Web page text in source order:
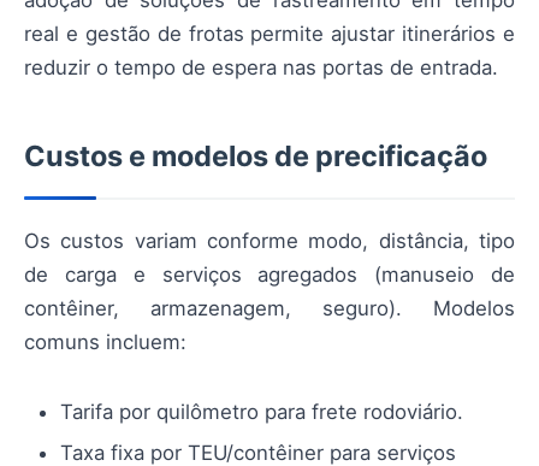
real e gestão de frotas permite ajustar itinerários e
reduzir o tempo de espera nas portas de entrada.
Custos e modelos de precificação
Os custos variam conforme modo, distância, tipo
de carga e serviços agregados (manuseio de
contêiner, armazenagem, seguro). Modelos
comuns incluem:
Tarifa por quilômetro para frete rodoviário.
Taxa fixa por TEU/contêiner para serviços